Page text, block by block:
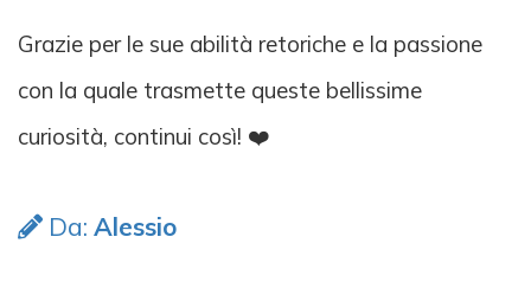
Grazie per le sue abilità retoriche e la passione
con la quale trasmette queste bellissime
curiosità, continui così! ❤️
Da: Alessio